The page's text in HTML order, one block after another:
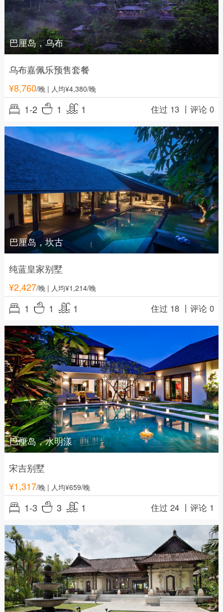
巴厘岛，乌布
乌布嘉佩乐预售套餐
¥8,760/晚| 人均¥4,380/晚
1-2 1 1 住过 13 丨评论 0
巴厘岛，坎古
纯蓝皇家别墅
¥2,427/晚| 人均¥1,214/晚
1 1 1 住过 18 丨评论 0
巴厘岛，水明漾
宋吉别墅
¥1,317/晚| 人均¥659/晚
1-3 3 1 住过 24 丨评论 1